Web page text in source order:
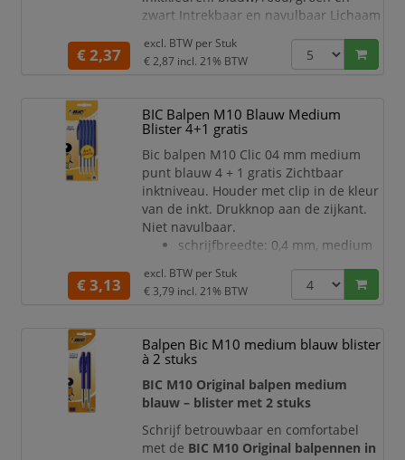
zwart Intrekbaar en navulbaar Lichaam
€ 2,37
excl. BTW per Stuk
€ 2,87 incl. 21% BTW
BIC Balpen M10 Blauw Medium
Blister 4+1 gratis
Bic balpen M10 Clic 04 mm medium
punt blauw 4 + 1 gratis Zichtbaar
inktniveau. Houder met clip in de kleur
van de inkt. Drukknop aan de zijkant.
Niet navulbaar.
schrijfbreedte: 0,4 mm, medium
(4+ 1 GRATIS)
€ 3,13
excl. BTW per Stuk
€ 3,79 incl. 21% BTW
Balpen Bic M10 medium blauw blister
à 2 stuks
BIC M10 Original balpen medium
blauw – blister met 2 stuks
Schrijf betrouwbaar en comfortabel
met de BIC M10 Original balpennen in